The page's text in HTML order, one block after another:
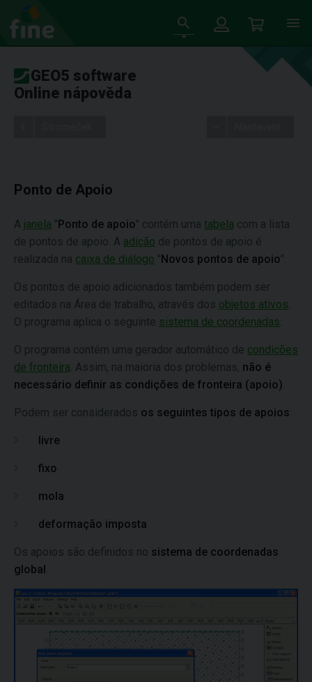
GEO5 software
Online nápověda
Ponto de Apoio
A janela "Ponto de apoio" contém uma tabela com a lista
de pontos de apoio. A adição de pontos de apoio é
realizada na caixa de diálogo "Novos pontos de apoio".
Os pontos de apoio adicionados também podem ser
editados na Área de trabalho, através dos objetos ativos
O programa aplica o seguinte sistema de coordenadas
O programa contém uma gerador automático de condições
de fronteira . Assim, na maioria dos problemas, não é
necessário definir as condições de fronteira (apoio)
Podem ser considerados os seguintes tipos de apoios
livre
fixo
mola
deformação imposta
Os apoios são definidos no sistema de coordenadas
global